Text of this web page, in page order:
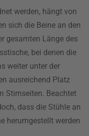
werden, hängt von
sich die Beine an den
gesamten Länge des
bei denen die
weiter unter der
ausreichend Platz
Stirnseiten. Beachtet
dass die Stühle an
herumgestellt werden